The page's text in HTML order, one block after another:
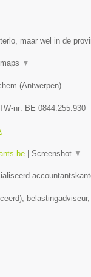
maar wel in de
▼
(Antwerpen)
nr: BE 0844.255.930
| Screenshot ▼